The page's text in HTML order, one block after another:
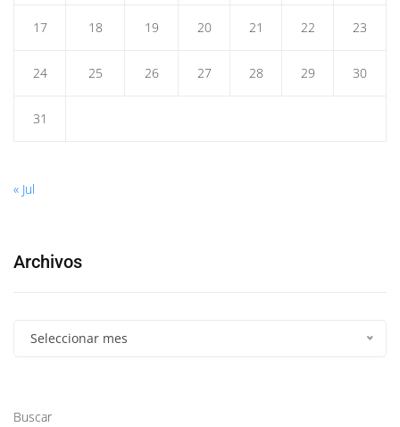
17 18 19 20 21 22 23
24 25 26 27 28 29 30
31
« Jul
Archivos
Seleccionar mes
Buscar